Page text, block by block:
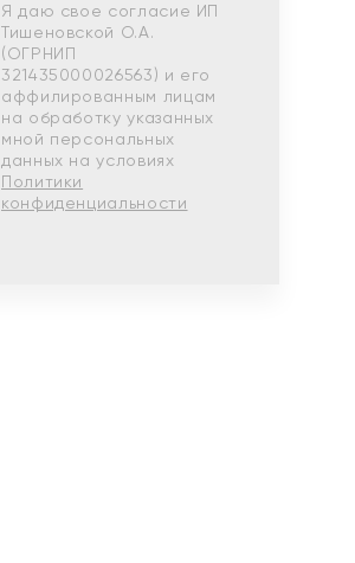
Я даю свое согласие ИП
Тишеновской О.А.
(ОГРНИП
321435000026563) и его
аффилированным лицам
на обработку указанных
мной персональных
данных на условиях
Политики
конфиденциальности